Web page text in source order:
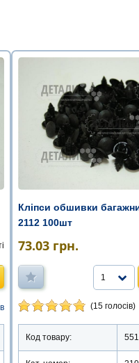
Кліпси обшивки
2112 100шт
73.03 грн.
1
(15 голосів)
Код товару: